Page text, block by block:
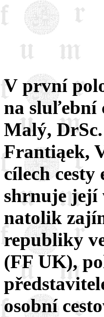
V první
na sluľební
Malý,
Frantiąek,
cílech
shrnuje její
natolik
republiky
(FF UK),
osobní